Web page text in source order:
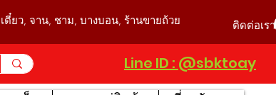
ยว, จาน, ชาม, บางบอน, ร้านขายถ้วย
ติดต่อเรา
Line ID : @sbktoay